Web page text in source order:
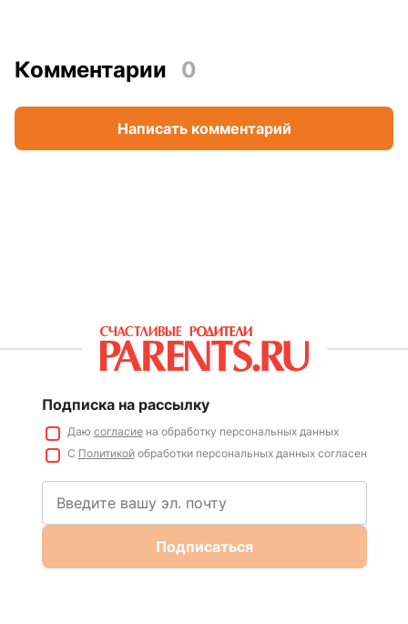
Комментарии 0
Написать комментарий
Подписка на рассылку
Даю согласиена обработку персональных данных
С Политикойобработки персональных данных согласен
Подписаться